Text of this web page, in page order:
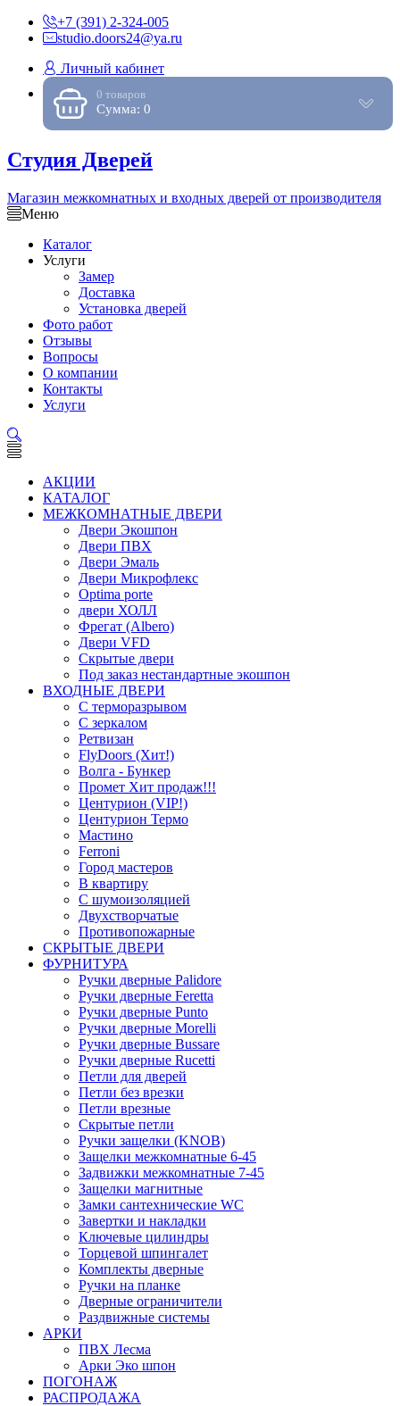
+7 (391) 2-324-005
studio.doors24@ya.ru
Личный кабинет
0 товаров
Сумма: 0
Студия Дверей
Магазин межкомнатных и входных дверей от производителя
Меню
Каталог
Услуги
Замер
Доставка
Установка дверей
Фото работ
Отзывы
Вопросы
О компании
Контакты
Услуги
АКЦИИ
КАТАЛОГ
МЕЖКОМНАТНЫЕ ДВЕРИ
Двери Экошпон
Двери ПВХ
Двери Эмаль
Двери Микрофлекс
Optima porte
двери ХОЛЛ
Фрегат (Albero)
Двери VFD
Скрытые двери
Под заказ нестандартные экошпон
ВХОДНЫЕ ДВЕРИ
С терморазрывом
С зеркалом
Ретвизан
FlyDoors (Хит!)
Волга - Бункер
Промет Хит продаж!!!
Центурион (VIP!)
Центурион Термо
Мастино
Ferroni
Город мастеров
В квартиру
С шумоизоляцией
Двухстворчатые
Противопожарные
СКРЫТЫЕ ДВЕРИ
ФУРНИТУРА
Ручки дверные Palidore
Ручки дверные Feretta
Ручки дверные Punto
Ручки дверные Morelli
Ручки дверные Bussare
Ручки дверные Rucetti
Петли для дверей
Петли без врезки
Петли врезные
Скрытые петли
Ручки защелки (KNOB)
Защелки межкомнатные 6-45
Задвижки межкомнатные 7-45
Защелки магнитные
Замки сантехнические WC
Завертки и накладки
Ключевые цилиндры
Торцевой шпингалет
Комплекты дверные
Ручки на планке
Дверные ограничители
Раздвижные системы
АРКИ
ПВХ Лесма
Арки Эко шпон
ПОГОНАЖ
РАСПРОДАЖА